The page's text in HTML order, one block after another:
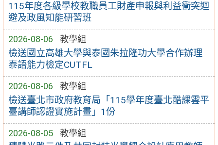
115年度各級學校教職員工財產申報與利益衝突迴
避及政風知能研習班
2026-08-06 教學組
檢送國立高雄大學與泰國朱拉隆功大學合作辦理
泰語能力檢定CUTFL
2026-08-06 教學組
檢送臺北市政府教育局「115學年度臺北酷課雲平
臺講師認證實施計畫」1份
2026-08-05 教學組